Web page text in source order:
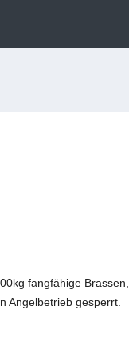
fangfähige
Angelbetrieb gesperrt.